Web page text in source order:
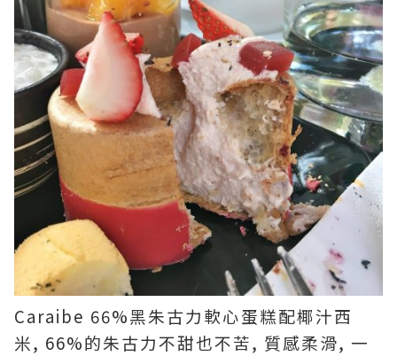
Caraibe 66%黑朱古力軟心蛋糕配椰汁西
米, 66%的朱古力不甜也不苦, 質感柔滑, 一